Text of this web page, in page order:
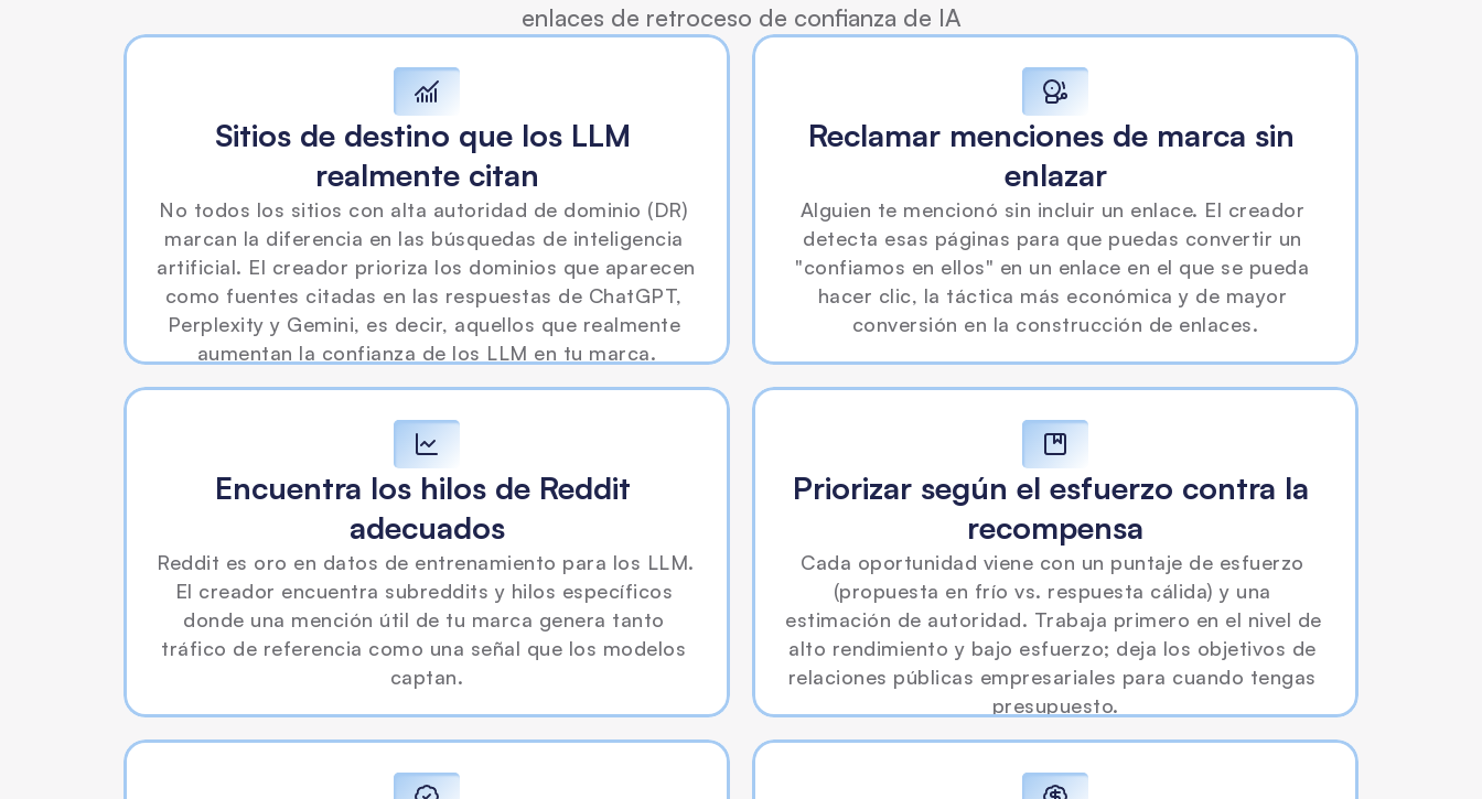
enlaces de retroceso de confianza de IA
Sitios de destino que los LLM
realmente citan
No todos los sitios con alta autoridad de dominio (DR)
marcan la diferencia en las búsquedas de inteligencia
artificial. El creador prioriza los dominios que aparecen
como fuentes citadas en las respuestas de ChatGPT,
Perplexity y Gemini, es decir, aquellos que realmente
aumentan la confianza de los LLM en tu marca.
Reclamar menciones de marca sin
enlazar
Alguien te mencionó sin incluir un enlace. El creador
detecta esas páginas para que puedas convertir un
"confiamos en ellos" en un enlace en el que se pueda
hacer clic, la táctica más económica y de mayor
conversión en la construcción de enlaces.
Encuentra los hilos de Reddit
adecuados
Reddit es oro en datos de entrenamiento para los LLM.
El creador encuentra subreddits y hilos específicos
donde una mención útil de tu marca genera tanto
tráfico de referencia como una señal que los modelos
captan.
Priorizar según el esfuerzo contra la
recompensa
Cada oportunidad viene con un puntaje de esfuerzo
(propuesta en frío vs. respuesta cálida) y una
estimación de autoridad. Trabaja primero en el nivel de
alto rendimiento y bajo esfuerzo; deja los objetivos de
relaciones públicas empresariales para cuando tengas
presupuesto.